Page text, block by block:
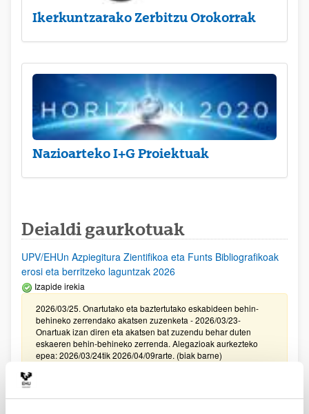
Ikerkuntzarako Zerbitzu Orokorrak
Nazioarteko I+G Proiektuak
Deialdi gaurkotuak
UPV/EHUn Azpiegitura Zientifikoa eta Funts Bibliografikoak
erosi eta berritzeko laguntzak 2026
Izapide irekia
2026/03/25. Onartutako eta baztertutako eskabideen behin-
behineko zerrendako akatsen zuzenketa - 2026/03/23-
Onartuak izan diren eta akatsen bat zuzendu behar duten
eskaeren behin-behineko zerrenda. Alegazioak aurkezteko
epea: 2026/03/24tik 2026/04/09rarte. (biak barne)
Zientzia, Teknologia eta Berrikuntza arloetako kultura
sustatzeko laguntzen deialdia (FECYT) 2026